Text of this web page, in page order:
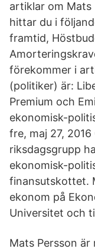
artiklar om Mats
hittar du i
framtid,
förekommer i
(politiker) är:
Premium och
ekonomisk-
fre, maj 27,
riksdagsgrupp
ekonomisk-
finansutskottet.
ekonom på
Universitet och
Mats Persson